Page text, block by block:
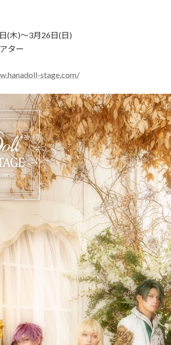
(木)～3月26日(日)
ター
stage.com/